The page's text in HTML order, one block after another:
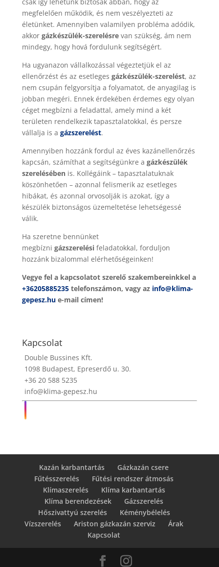
megfelelően működik, és nem veszélyezteti az
életünket. Amennyiben valamilyen probléma adódik,
akkor gázkészülék-szerelésrevan szükség, ám nem
mindegy, hogy hová fordulunk segítségért.
Ha ugyanazon vállalkozással végeztetjük el az
ellenőrzést és az esetleges gázkészülék-szerelést, az
nem csupán felgyorsítja a folyamatot, de anyagilag is
jobban megéri. Ennek érdekében érdemes egy olyan
céget megbízni a feladattal, amely mind a két
területen rendelkezik tapasztalatokkal, és persze
vállalja is a gázszerelést.
Amennyiben hozzánk fordul az éves kazánellenőrzés
kapcsán, számíthat a segítségünkre a gázkészülék
szerelésébenis. Kollégáink – tapasztalatuknak
köszönhetően – azonnal felismerik az esetleges
hibákat, és azonnal orvosolják is azokat, így a
készülék biztonságos üzemeltetése lehetségessé
válik.
Ha szeretne bennünket
megbízni gázszerelésifeladatokkal, forduljon
hozzánk bizalommal elérhetőségeinken!
Vegye fel a kapcsolatot szerelő szakembereinkkel a
+36205885235telefonszámon, vagy az info@klima-
gepesz.hue-mail címen!
Kapcsolat
Double Bussines Kft.
1098 Budapest, Epreserdő u. 30.
+36 20 588 5235
info@klima-gepesz.hu
Kazán karbantartás
Gázkazán csere
Fűtésszerelés
Fűtési rendszer átmosás
Klímaszerelés
Klíma karbantartás
Klíma berendezések
Gázszerelés
Hőszivattyú szerelés
Kéménybélelés
Vízszerelés
Ariston gázkazán szerviz
Árak
Kapcsolat